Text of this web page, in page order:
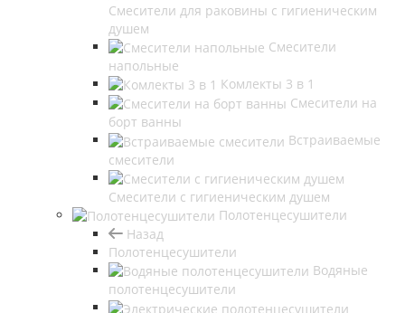
Смесители для раковины с гигиеническим
душем
Смесители
напольные
Комлекты 3 в 1
Смесители на
борт ванны
Встраиваемые
смесители
Смесители с гигиеническим душем
Полотенцесушители
Назад
Полотенцесушители
Водяные
полотенцесушители